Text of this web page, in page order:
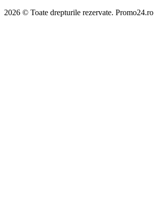
2026 © Toate drepturile rezervate. Promo24.ro